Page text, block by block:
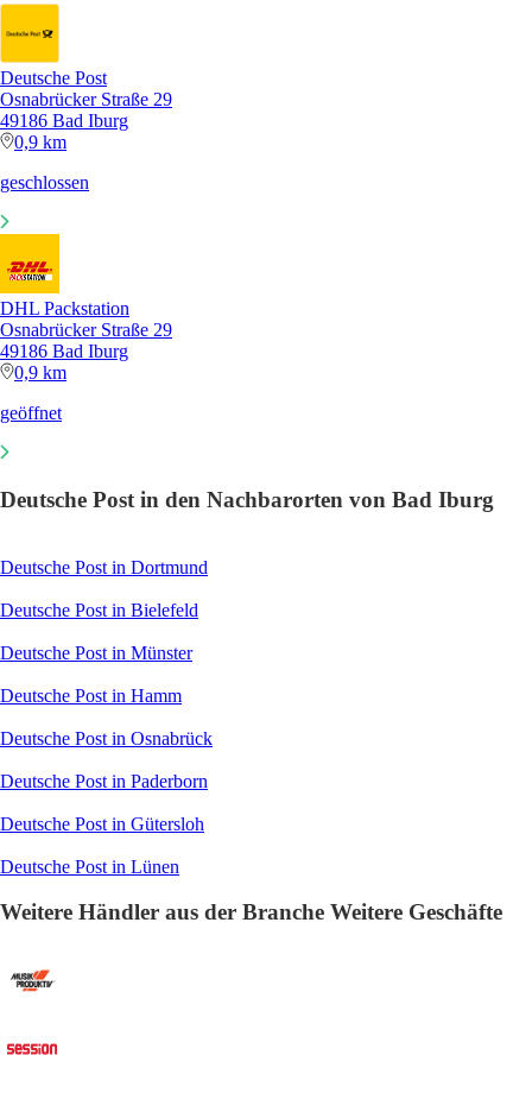
Deutsche Post
Osnabrücker Straße 29
49186 Bad Iburg
0,9 km
geschlossen
DHL Packstation
Osnabrücker Straße 29
49186 Bad Iburg
0,9 km
geöffnet
Deutsche Post in den Nachbarorten von Bad Iburg
Deutsche Post in Dortmund
Deutsche Post in Bielefeld
Deutsche Post in Münster
Deutsche Post in Hamm
Deutsche Post in Osnabrück
Deutsche Post in Paderborn
Deutsche Post in Gütersloh
Deutsche Post in Lünen
Weitere Händler aus der Branche Weitere Geschäfte